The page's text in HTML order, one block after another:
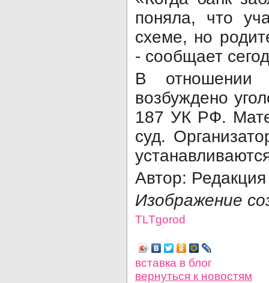
поняла, что
схеме, но
- сообщает
В отношении
возбуждено
187 УК РФ.
суд.
Автор:
Изображение
TLTgorod
вставка в блог
вернуться к новостям